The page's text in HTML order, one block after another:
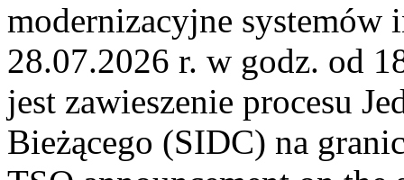
modernizacyjne
28.07.2026 r. w godz. od
jest zawieszenie procesu
Bieżącego (SIDC) na